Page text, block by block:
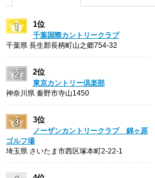
1位
千葉国際カントリークラブ
千葉県 長生郡長柄町山之郷754-32
2位
東京カントリー倶楽部
神奈川県 秦野市寺山1450
3位
ノーザンカントリークラブ 錦ヶ原
ゴルフ場
埼玉県 さいたま市西区塚本町2-22-1